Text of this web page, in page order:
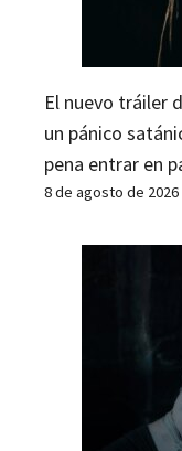
El nuevo tráiler
un pánico
pena entrar en
8 de agosto de 2026